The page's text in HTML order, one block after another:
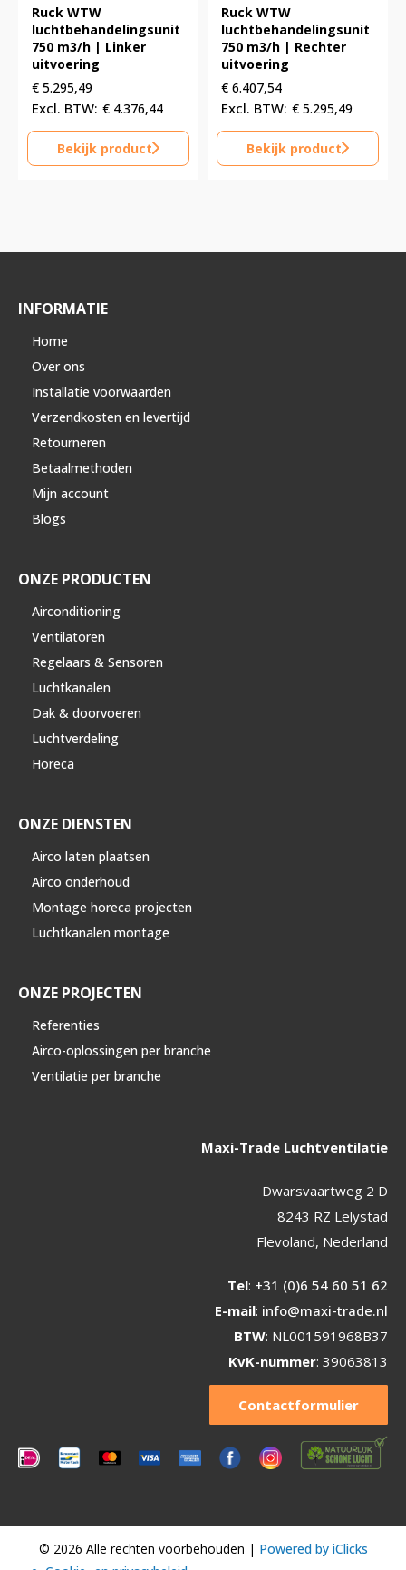
Ruck WTW
luchtbehandelingsunit
750 m3/h | Linker
uitvoering
€ 5.295,49
€ 4.376,44
Bekijk product
Ruck WTW
luchtbehandelingsunit
750 m3/h | Rechter
uitvoering
€ 6.407,54
€ 5.295,49
Bekijk product
INFORMATIE
Home
Over ons
Installatie voorwaarden
Verzendkosten en levertijd
Retourneren
Betaalmethoden
Mijn account
Blogs
ONZE PRODUCTEN
Airconditioning
Ventilatoren
Regelaars & Sensoren
Luchtkanalen
Dak & doorvoeren
Luchtverdeling
Horeca
ONZE DIENSTEN
Airco laten plaatsen
Airco onderhoud
Montage horeca projecten
Luchtkanalen montage
ONZE PROJECTEN
Referenties
Airco-oplossingen per branche
Ventilatie per branche
Maxi-Trade Luchtventilatie
Dwarsvaartweg 2 D
8243 RZ Lelystad
Flevoland, Nederland
Tel: +31 (0)6 54 60 51 62
E-mail: info@maxi-trade.nl
BTW: NL001591968B37
KvK-nummer: 39063813
Contactformulier
© 2026 Alle rechten voorbehouden | Powered by iClicks